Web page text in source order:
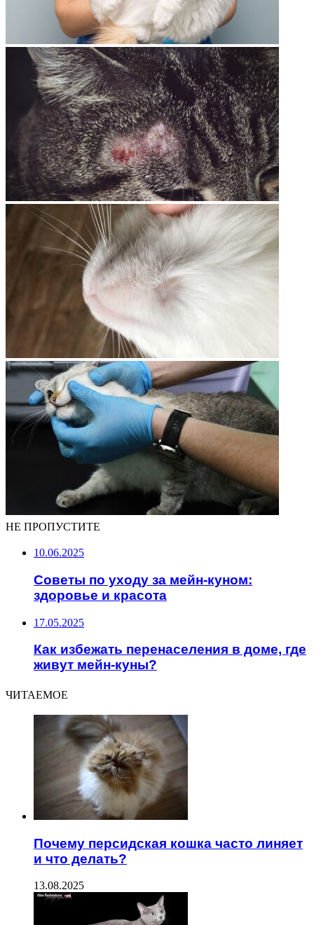
НЕ ПРОПУСТИТЕ
10.06.2025
Советы по уходу за мейн-куном:
здоровье и красота
17.05.2025
Как избежать перенаселения в доме, где
живут мейн-куны?
ЧИТАЕМОЕ
Почему персидская кошка часто линяет
и что делать?
13.08.2025